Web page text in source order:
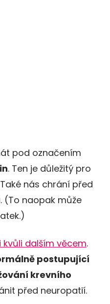
pod označením
. Ten je důležitý pro
nás chrání před
. (To naopak může
kvůli dalším věcem.
postupující
krevního
před neuropatií.